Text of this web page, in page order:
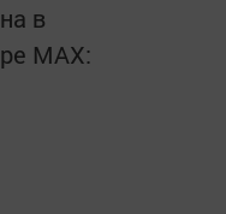
в
MАХ: